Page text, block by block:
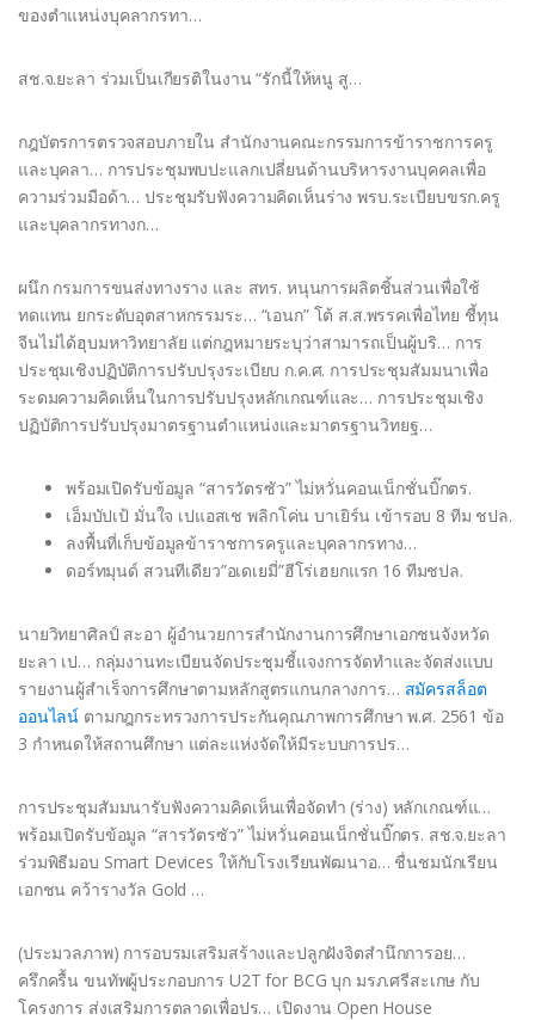
ของตำแหน่งบุคลากรทา…
สช.จ.ยะลา ร่วมเป็นเกียรติในงาน “รักนี้ให้หนู สู…
กฎบัตรการตรวจสอบภายใน สำนักงานคณะกรรมการข้าราชการครู
และบุคลา… การประชุมพบปะแลกเปลี่ยนด้านบริหารงานบุคคลเพื่อ
ความร่วมมือด้า… ประชุมรับฟังความคิดเห็นร่าง พรบ.ระเบียบขรก.ครู
และบุคลากรทางก…
ผนึก กรมการขนส่งทางราง และ สทร. หนุนการผลิตชิ้นส่วนเพื่อใช้
ทดแทน ยกระดับอุตสาหกรรมระ… “เอนก” โต้ ส.ส.พรรคเพื่อไทย ชี้ทุน
จีนไม่ได้ฮุบมหาวิทยาลัย แต่กฎหมายระบุว่าสามารถเป็นผู้บริ… การ
ประชุมเชิงปฏิบัติการปรับปรุงระเบียบ ก.ค.ศ. การประชุมสัมมนาเพื่อ
ระดมความคิดเห็นในการปรับปรุงหลักเกณฑ์และ… การประชุมเชิง
ปฏิบัติการปรับปรุงมาตรฐานตำแหน่งและมาตรฐานวิทยฐ…
พร้อมเปิดรับข้อมูล “สารวัตรซัว” ไม่หวั่นคอนเน็กชั่นบิ๊กตร.
เอ็มบัปเป้ มั่นใจ เปแอสเช พลิกโค่น บาเยิร์น เข้ารอบ 8 ทีม ชปล.
ลงพื้นที่เก็บข้อมูลข้าราชการครูและบุคลากรทาง…
ดอร์ทมุนด์ สวนทีเดียว”อเดเยมี่”ฮีโร่เฮยกแรก 16 ทีมชปล.
นายวิทยาศิลป์ สะอา ผู้อำนวยการสำนักงานการศึกษาเอกชนจังหวัด
ยะลา เป… กลุ่มงานทะเบียนจัดประชุมชี้แจงการจัดทำและจัดส่งแบบ
รายงานผู้สำเร็จการศึกษาตามหลักสูตรแกนกลางการ… สมัครสล็อต
ออนไลน์ ตามกฎกระทรวงการประกันคุณภาพการศึกษา พ.ศ. 2561 ข้อ
3 กำหนดให้สถานศึกษา แต่ละแห่งจัดให้มีระบบการปร…
การประชุมสัมมนารับฟังความคิดเห็นเพื่อจัดทำ (ร่าง) หลักเกณฑ์แ…
พร้อมเปิดรับข้อมูล “สารวัตรซัว” ไม่หวั่นคอนเน็กชั่นบิ๊กตร. สช.จ.ยะลา
ร่วมพิธีมอบ Smart Devices ให้กับโรงเรียนพัฒนาอ… ชื่นชมนักเรียน
เอกชน คว้ารางวัล Gold …
(ประมวลภาพ) การอบรมเสริมสร้างและปลูกฝังจิตสำนึกการอย…
ครึกครื้น ขนทัพผู้ประกอบการ U2T for BCG บุก มรภ.ศรีสะเกษ กับ
โครงการ ส่งเสริมการตลาดเพื่อปร… เปิดงาน Open House